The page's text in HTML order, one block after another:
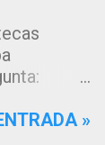
tanto a»